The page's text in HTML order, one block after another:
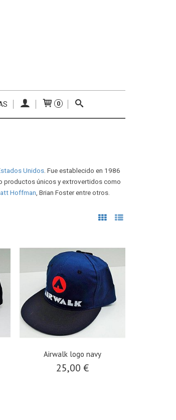
0
Unidos. Fue establecido en 1986
productos únicos y extrovertidos como
Hoffman , Brian Foster entre otros.
Airwalk logo navy
25,00 €